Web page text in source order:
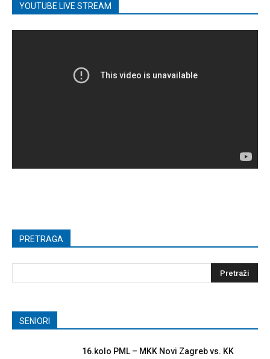
YOUTUBE LIVE STREAM
PRETRAGA
SENIORI
16.kolo PML – MKK Novi Zagreb vs. KK